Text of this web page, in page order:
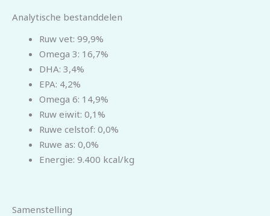
Analytische bestanddelen
Ruw vet: 99,9%
Omega 3: 16,7%
DHA: 3,4%
EPA: 4,2%
Omega 6: 14,9%
Ruw eiwit: 0,1%
Ruwe celstof: 0,0%
Ruwe as: 0,0%
Energie: 9.400 kcal/kg
Samenstelling